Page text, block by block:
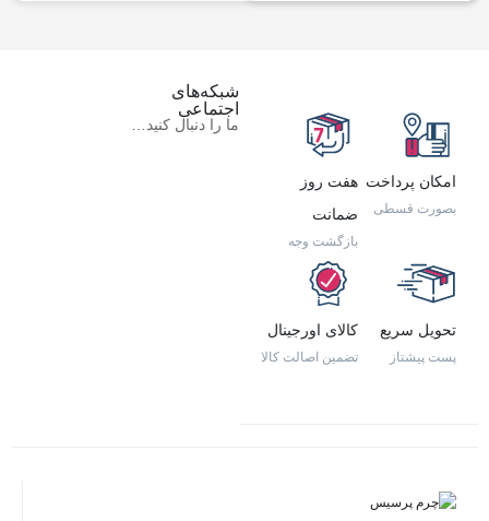
امکان پرداخت
بصورت قسطی
هفت روز
ضمانت
بازگشت وجه
تحویل سریع
پست پیشتاز
کالای اورجینال
تضمین اصالت کالا
شبکه‌های
اجتماعی
ما را دنبال کنید…